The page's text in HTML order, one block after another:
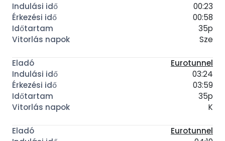
00:23
00:58
35p
Sze
Eurotunnel
03:24
03:59
35p
K
Eurotunnel